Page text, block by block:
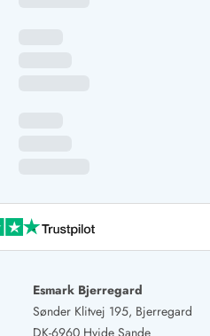
Esmark Bjerregard
Sønder Klitvej 195, Bjerregard